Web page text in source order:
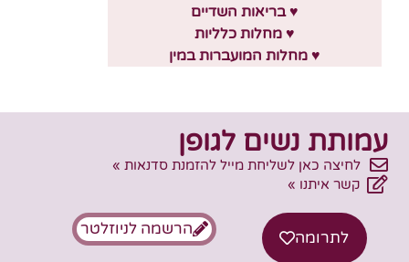
♥ בריאות השדיים
♥ מחלות כלליות
♥ מחלות המועברות במין
עמותת נשים לגופן
לחיצה כאן לשליחת מייל להזמנת סדנאות »
קשר איתנו »
לתרומה הרשמה לניוזלטר